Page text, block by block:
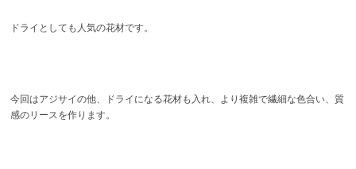
ドライとしても人気の花材です。
今回はアジサイの他、ドライになる花材も入れ、より複雑で繊細な色合い、質
感のリースを作ります。